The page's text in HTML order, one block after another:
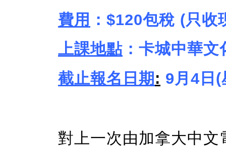
費用 ：$120包稅 (只收
上課地點 ：卡城中華文
截止報名日期 : 9月4日(
對上一次由加拿大中文